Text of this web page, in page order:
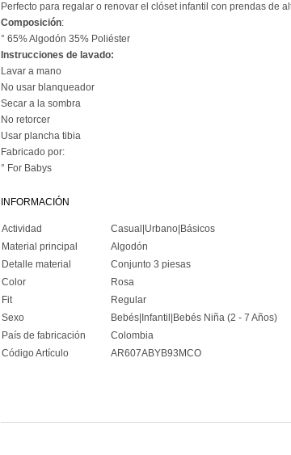
Perfecto para regalar o renovar el clóset infantil con prendas de
Composición:
° 65% Algodón 35% Poliéster
Instrucciones de lavado:
Lavar a mano
No usar blanqueador
Secar a la sombra
No retorcer
Usar plancha tibia
Fabricado por:
° For Babys
INFORMACIÓN
Actividad
Casual|Urbano|Básicos
Material principal
Algodón
Detalle material
Conjunto 3 piesas
Color
Rosa
Fit
Regular
Sexo
Bebés|Infantil|Bebés Niña (2 - 7 Años)
País de fabricación
Colombia
Código Artículo
AR607ABYB93MCO